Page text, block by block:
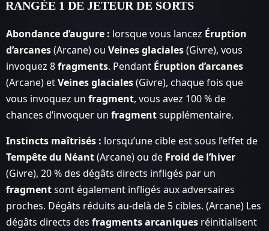
RANGÉE 1 DE JETEUR DE SORTS
Abondance d’augure : lorsque vous lancez Éruption
d’arcanes(Arcane) ou Veines glaciales(Givre), vous
invoquez 8fragments. Pendant Éruption d’arcanes
(Arcane) etVeines glaciales(Givre), chaque fois que
vous invoquez un fragment, vous avez 100 % de
chances d’invoquer un fragmentsupplémentaire.
Instincts maîtrisés : lorsqu’une cible est sous l’effet de
Tempête du Néant(Arcane) ou de Froid de l’hiver
(Givre), 20 % des dégâts directs infligés par un
fragmentsont également infligés aux adversaires
proches. Dégâts réduits au-delà de 5 cibles. (Arcane) Les
dégâts directs des fragments arcaniques réinitialisent